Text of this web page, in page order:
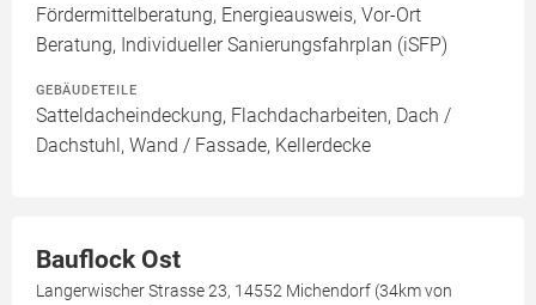
Fördermittelberatung, Energieausweis, Vor-Ort
Beratung, Individueller Sanierungsfahrplan (iSFP)
GEBÄUDETEILE
Satteldacheindeckung, Flachdacharbeiten, Dach /
Dachstuhl, Wand / Fassade, Kellerdecke
Bauflock Ost
Langerwischer Strasse 23, 14552 Michendorf (34km von